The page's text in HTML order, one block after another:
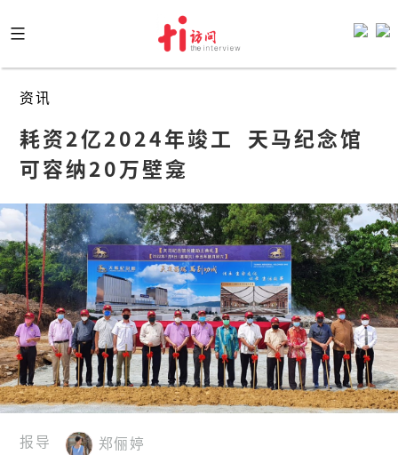
to
content
资讯
耗资2亿2024年竣工  天马纪念馆
可容纳20万壁龛
报导 郑俪婷